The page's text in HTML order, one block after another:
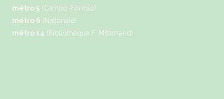
métro 5 (Campo-Formio)
métro 6 (Nationale)
métro 14 (Bibliothèque F. Mitterrand)